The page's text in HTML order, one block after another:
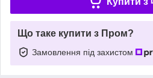
Що таке купити з Пром?
Замовлення під захистом